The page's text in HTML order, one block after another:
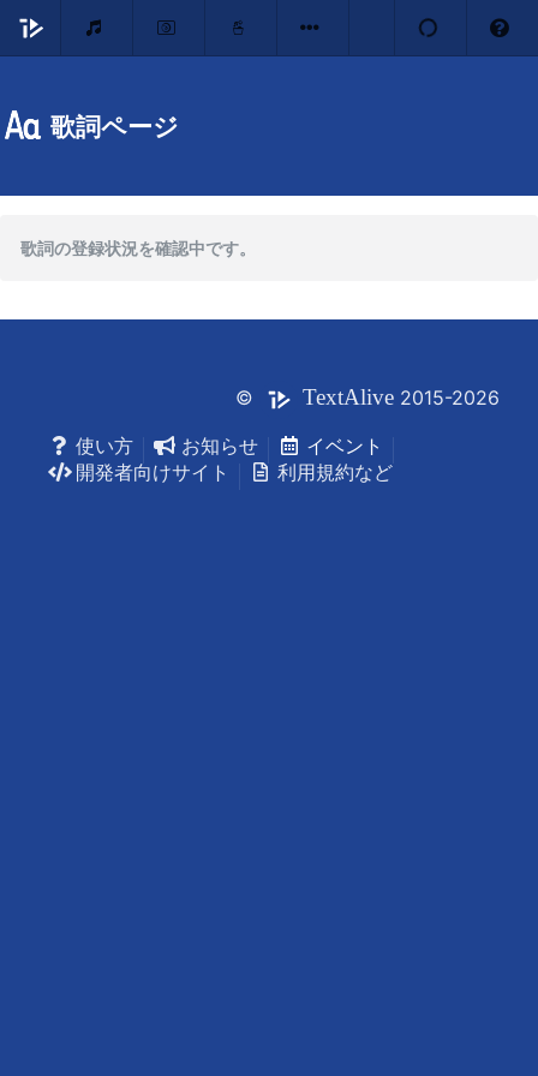
歌詞ページ
歌詞の登録状況を確認中です。
© TextAlive 2015-2026
使い方
お知らせ
イベント
開発者向けサイト
利用規約など